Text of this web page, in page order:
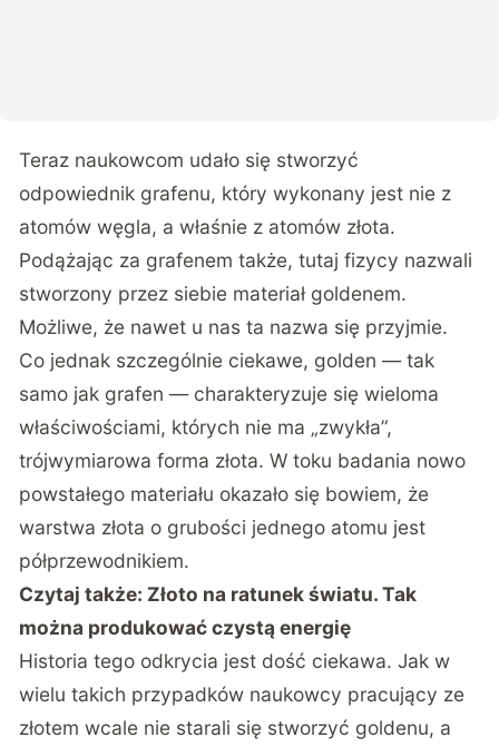
Teraz naukowcom udało się stworzyć
odpowiednik grafenu, który wykonany jest nie z
atomów węgla, a właśnie z atomów złota.
Podążając za grafenem także, tutaj fizycy nazwali
stworzony przez siebie materiał goldenem.
Możliwe, że nawet u nas ta nazwa się przyjmie.
Co jednak szczególnie ciekawe, golden — tak
samo jak grafen — charakteryzuje się wieloma
właściwościami, których nie ma „zwykła”,
trójwymiarowa forma złota. W toku badania nowo
powstałego materiału okazało się bowiem, że
warstwa złota o grubości jednego atomu jest
półprzewodnikiem.
Czytaj także: Złoto na ratunek światu. Tak
można produkować czystą energię
Historia tego odkrycia jest dość ciekawa. Jak w
wielu takich przypadków naukowcy pracujący ze
złotem wcale nie starali się stworzyć goldenu, a